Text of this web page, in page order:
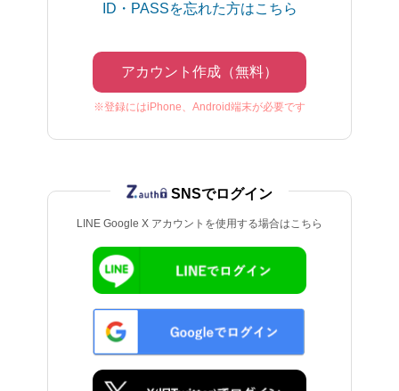
ID・PASSを忘れた方はこちら
アカウント作成（無料）
※登録にはiPhone、Android端末が必要です
LINE Google X アカウントを使用する場合はこちら
SNSでログイン